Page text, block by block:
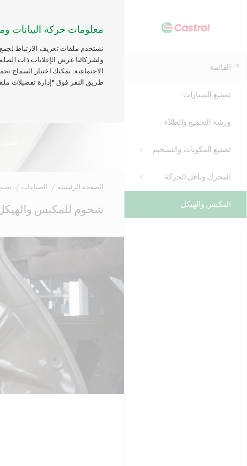
معلومات حركة البيانات
نستخدم ملفات تعريف الارتباط لجمع
ولشركائنا عرض الإعلانات ذات
الاجتماعية. يمكنك اختيار السماح
طريق النقر فوق "إدارة تفضيلات
القائمة
تصنيع السيارات
ورشة التجميع والطلاء
تصنيع المكونات والتشحيم
المحرك وناقل الحركة
المكبس والهيكل
الصفحة الرئيسية الصناعات
Contentشحوم للمكبس